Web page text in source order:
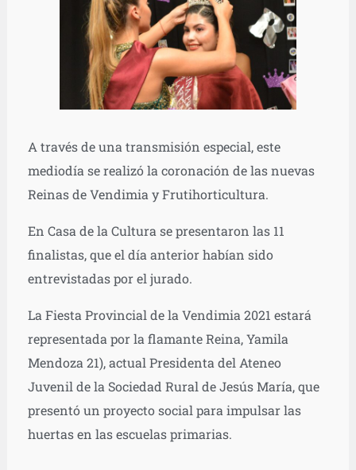
A través de una transmisión especial, este
mediodía se realizó la coronación de las nuevas
Reinas de Vendimia y Frutihorticultura.
En Casa de la Cultura se presentaron las 11
finalistas, que el día anterior habían sido
entrevistadas por el jurado.
La Fiesta Provincial de la Vendimia 2021 estará
representada por la flamante Reina, Yamila
Mendoza 21), actual Presidenta del Ateneo
Juvenil de la Sociedad Rural de Jesús María, que
presentó un proyecto social para impulsar las
huertas en las escuelas primarias.